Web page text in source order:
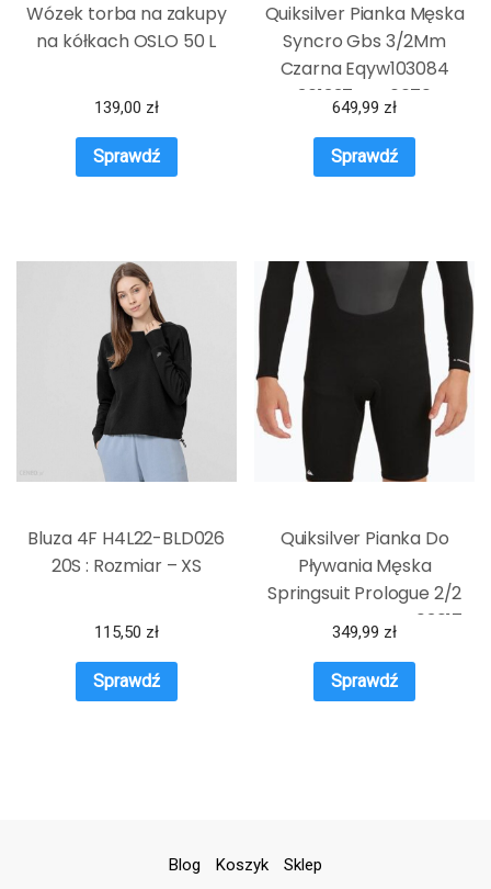
Wózek torba na zakupy
na kółkach OSLO 50 L
139,00 zł
Sprawdź
Quiksilver Pianka Męska
Syncro Gbs 3/2Mm
Czarna Eqyw103084
3613374446670
649,99 zł
Sprawdź
Bluza 4F H4L22-BLD026
20S : Rozmiar – XS
115,50 zł
Sprawdź
Quiksilver Pianka Do
Pływania Męska
Springsuit Prologue 2/2
Mm Czarna Eqyw403017-
Kvd0 3613376788419
349,99 zł
Sprawdź
Blog Koszyk Sklep